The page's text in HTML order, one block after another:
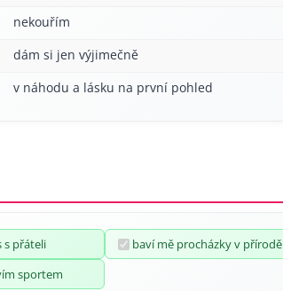
nekouřím
dám si jen výjimečně
v náhodu a lásku na první pohled
s přáteli
baví mě procházky v přírodě
sportem